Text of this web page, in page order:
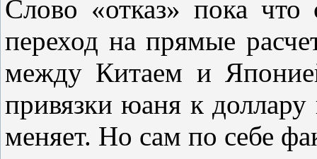
Слово «отказ» пока что
переход на прямые
между Китаем и
привязки юаня к
меняет. Но сам по себе